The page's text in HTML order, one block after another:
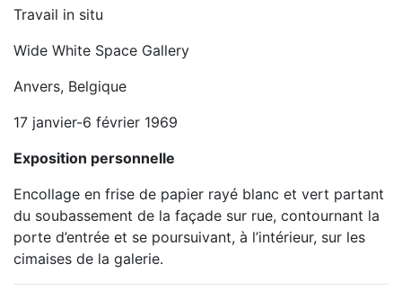
Travail in situ
Wide White Space Gallery
Anvers, Belgique
17 janvier-6 février 1969
Exposition personnelle
Encollage en frise de papier rayé blanc et vert partant
du soubassement de la façade sur rue, contournant la
porte d’entrée et se poursuivant, à l’intérieur, sur les
cimaises de la galerie.